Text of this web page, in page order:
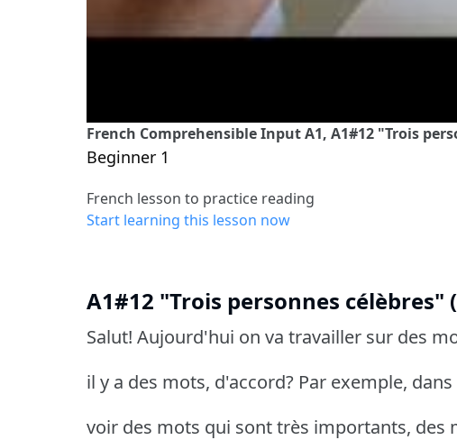
French Comprehensible Input A1, A1#12 "Trois
Beginner 1
French lesson to practice reading
Start learning this lesson now
A1#12 "Trois personnes célèbres"
Salut! Aujourd'hui on va travailler sur des
il y a des mots, d'accord? Par exemple,
voir des mots qui sont très importants, des